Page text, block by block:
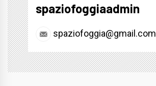
spaziofoggiaadmin
spaziofoggia@gmail.com